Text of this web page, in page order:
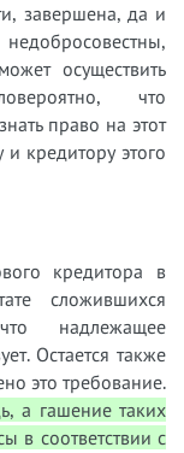
завершена, да и
осуществить
что
право на этот
кредитору этого
кредитора в
сложившихся
надлежащее
Остается также
это требование.
а гашение таких
в соответствии с